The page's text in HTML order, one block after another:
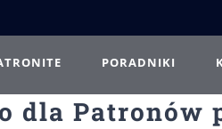
PORADNIKI
dla Patronów